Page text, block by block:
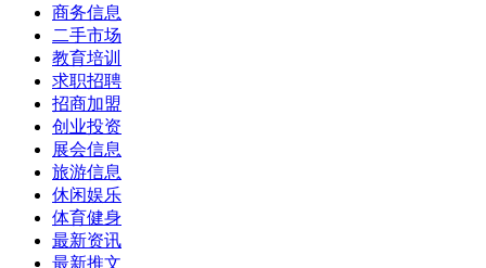
商务信息
二手市场
教育培训
求职招聘
招商加盟
创业投资
展会信息
旅游信息
休闲娱乐
体育健身
最新资讯
最新推文